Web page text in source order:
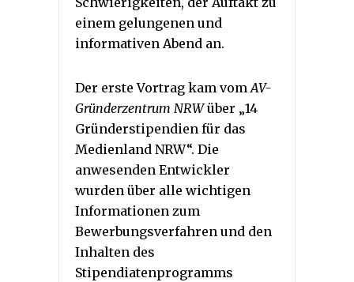
einem gelungenen und
informativen Abend an.
Der erste Vortrag kam vomAV-
Gründerzentrum NRWüber „14
Gründerstipendien für das
Medienland NRW“. Die
anwesenden Entwickler
wurden über alle wichtigen
Informationen zum
Bewerbungsverfahren und den
Inhalten des
Stipendiatenprogramms